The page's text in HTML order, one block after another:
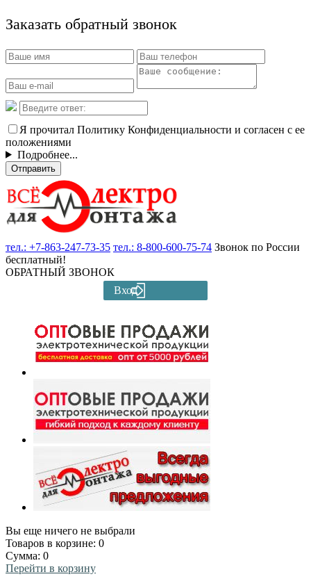
Заказать обратный звонок
Я прочитал Политику Конфиденциальности и согласен с ее
положениями
Подробнее...
Отправить
тел.: +7-863-247-73-35 тел.: 8-800-600-75-74 Звонок по России
бесплатный!
ОБРАТНЫЙ ЗВОНОК
Вход
Вы еще ничего не выбрали
Товаров в корзине: 0
Сумма: 0
Перейти в корзину